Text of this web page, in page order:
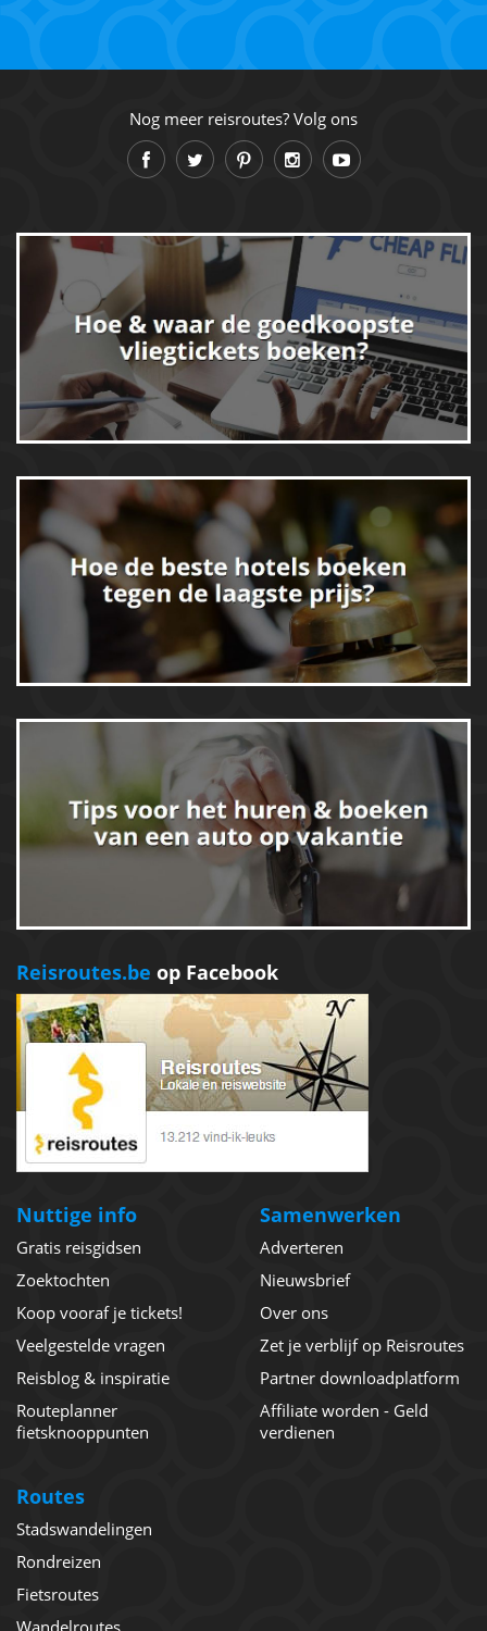
Nog meer reisroutes? Volg ons
Reisroutes.be op Facebook
Nuttige info
Gratis reisgidsen
Zoektochten
Koop vooraf je tickets!
Veelgestelde vragen
Reisblog & inspiratie
Routeplanner
fietsknooppunten
Samenwerken
Adverteren
Nieuwsbrief
Over ons
Zet je verblijf op Reisroutes
Partner downloadplatform
Affiliate worden - Geld
verdienen
Routes
Stadswandelingen
Rondreizen
Fietsroutes
Wandelroutes